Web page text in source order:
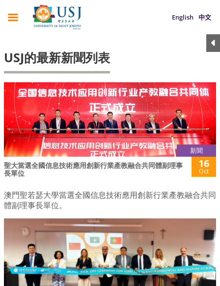
English 中文
USJ的最新新聞列表
新聞
聖大當選全國信息技術應用創新行業產教融合共同體副理事
長單位
16
Oct
澳門聖若瑟大學當選全國信息技術應用創新行業產教融合共同
體副理事長單位。